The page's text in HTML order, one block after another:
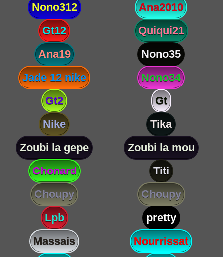
Nono312
Ana2010
Gt12
Quiqui21
Ana19
Nono35
Jade 12 nike
Nono34
Gt2
Gt
Nike
Tika
Zoubi la gepe
Zoubi la mou
Chonard
Titi
Choupy
Choupy
Lpb
pretty
Massais
Nourrissat